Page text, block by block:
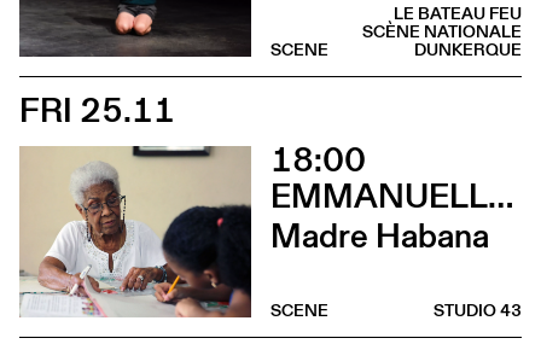
LE BATEAU FEU
SCÈNE NATIONALE
DUNKERQUE
SCENE
FRI 25.11
18:00
EMMANUELLE DE RIEDMATTEN
Madre Habana
STUDIO 43
SCENE